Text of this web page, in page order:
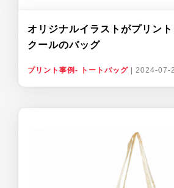
オリジナルイラストがプリン
クールのバッグ
プリント事例- トートバッグ 2024-07-